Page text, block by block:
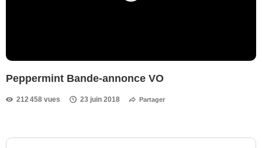
Peppermint Bande-annonce VO
212 458 vues 23 juin 2018 Partager